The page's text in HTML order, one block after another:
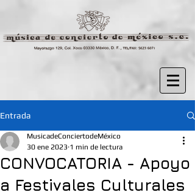
Entrada
CONVOCATORIA - Apoyo
a Festivales Culturales
MusicadeConciertodeMéxico
30 ene 2023 1 min de lectura